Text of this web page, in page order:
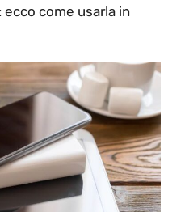
come usarla in